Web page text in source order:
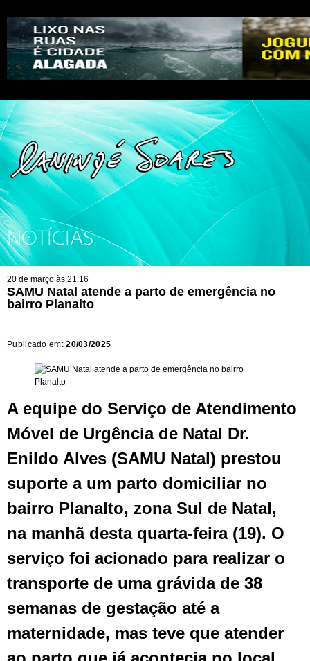
NOTÍCIAS
20 de março às 21:16
SAMU Natal atende a parto de emergência no
bairro Planalto
Publicado em:20/03/2025
A equipe do Serviço de Atendimento
Móvel de Urgência de Natal Dr.
Enildo Alves (SAMU Natal) prestou
suporte a um parto domiciliar no
bairro Planalto, zona Sul de Natal,
na manhã desta quarta-feira (19). O
serviço foi acionado para realizar o
transporte de uma grávida de 38
semanas de gestação até a
maternidade, mas teve que atender